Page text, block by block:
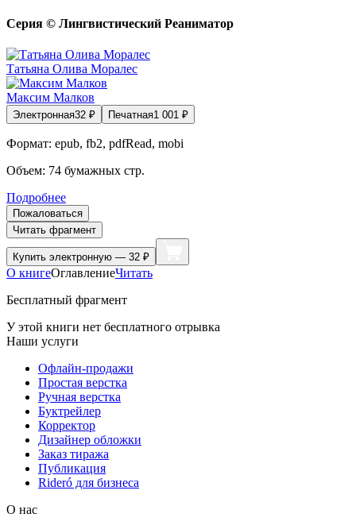
Серия © Лингвистический Реаниматор
Татьяна Олива Моралес
Максим Малков
Электронная32 ₽ Печатная1 001 ₽
Формат: epub, fb2, pdfRead, mobi
Объем: 74 бумажных стр.
Подробнее
Пожаловаться
Читать фрагмент
Купить электронную — 32 ₽
О книгеОглавлениеЧитать
Бесплатный фрагмент
У этой книги нет бесплатного отрывка
Наши услуги
Офлайн-продажи
Простая верстка
Ручная верстка
Буктрейлер
Корректор
Дизайнер обложки
Заказ тиража
Публикация
Rideró для бизнеса
О нас